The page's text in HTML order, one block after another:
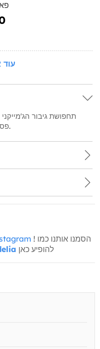
עוד
תחפושת גיבור
פסים צהובים וירוקים כמו הדגל מג'מייקה.
! הסמנו אותנו כמו
להופיע כאן